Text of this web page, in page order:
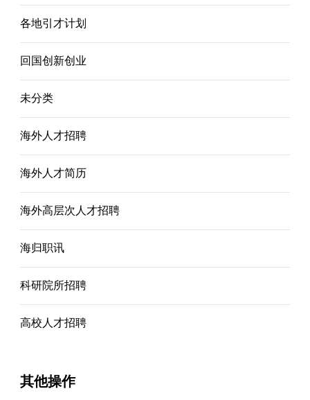
各地引才计划
回国创新创业
未分类
海外人才招聘
海外人才简历
海外高层次人才招聘
海归职讯
科研院所招聘
高校人才招聘
其他操作